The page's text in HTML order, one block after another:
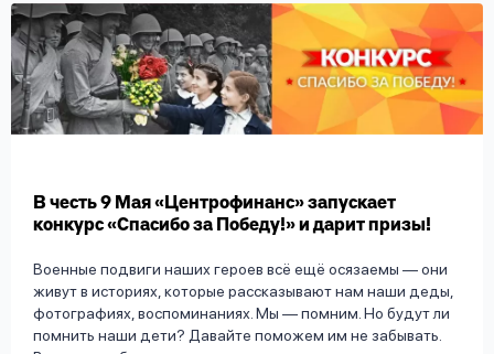
В честь 9 Мая «Центрофинанс» запускает
конкурс «Спасибо за Победу!» и дарит призы!
Военные подвиги наших героев всё ещё осязаемы — они
живут в историях, которые рассказывают нам наши деды,
фотографиях, воспоминаниях. Мы — помним. Но будут ли
помнить наши дети? Давайте поможем им не забывать.
Оформить заявку
Задать
вопрос
Ответы
на
согласие
на
обработку
личных
данных